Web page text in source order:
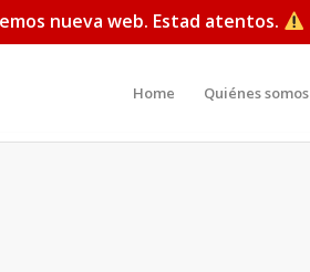
nueva web. Estad atentos.
Home Quiénes somos